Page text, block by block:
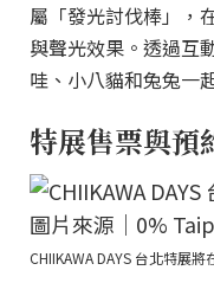
屬「發光討伐棒」，
與聲光效果。透過互
哇、小八貓和兔兔一
特展售票與預
CHIIKAWA DAYS 台北特展